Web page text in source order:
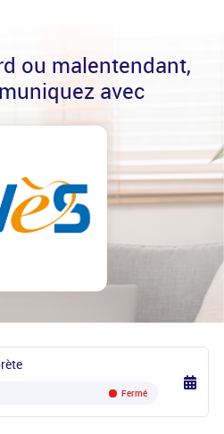
ou malentendant,
avec
Fermé